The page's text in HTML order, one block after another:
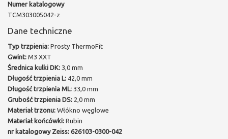
Numer katalogowy
TCM303005042-z
Dane techniczne
Typ trzpienia: Prosty ThermoFit
Gwint: M3 XXT
Średnica kulki DK: 3,0 mm
Długość trzpienia L: 42,0 mm
Długość trzpienia ML: 33,0 mm
Grubość trzpienia DS: 2,0 mm
Materiał trzonu: Włókno węglowe
Materiał końcówki: Rubin
nr katalogowy Zeiss: 626103-0300-042